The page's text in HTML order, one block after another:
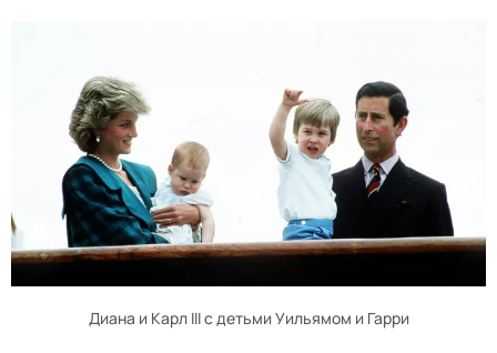
Диана и Карл III с детьми Уильямом и Гарри